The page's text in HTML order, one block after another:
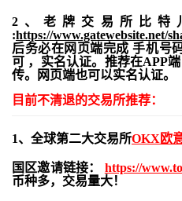
2、老牌交易所比特
:https://www.gatewebsite.net/
后务必在网页端完成 手机号
可 ，实名认证。推荐在APP
传。网页端也可以实名认证。
目前不清退的交易所推荐：
1、全球第二大交易所OKX欧
国区邀请链接： https://
币种多，交易量大！